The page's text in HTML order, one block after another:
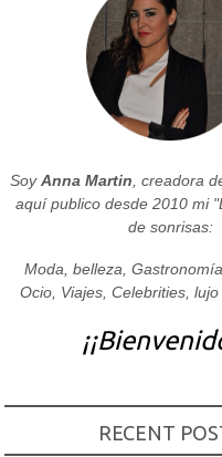
SoyAnna Martin , creadora
aquí publico desde 2010 mi
de sonrisas:
Moda, belleza,
Ocio, Viajes, Celebrities, lujo
RECENT